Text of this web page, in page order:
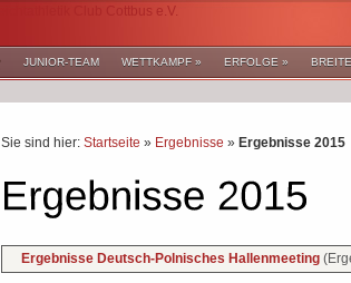
JUNIOR-TEAM WETTKAMPF » ERFOLGE »
Sie sind hier: Startseite » Ergebnisse » Ergebnisse 2015
Ergebnisse Deutsch-Polnisches Hallenmeeting